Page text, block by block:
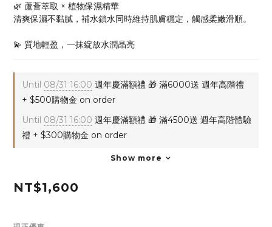
🌿 蘆薈萃取 × 植物保濕精華
清爽保濕不黏膩，補水鎖水同時維持肌膚穩定，觸感柔嫩滑順。
💫 質地輕盈，一抹綻放水潤晶亮
Until 08/31 16:00 週年慶滿額禮 🎁 滿6000送 週年高階禮
+ $500購物金 on order
Until 08/31 16:00 週年慶滿額禮 🎁 滿4500送 週年高階體驗
禮 + $300購物金 on order
Show more
NT$1,600